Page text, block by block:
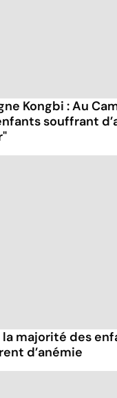
Kongbi : Au
souffrant
la majorité des
d’anémie